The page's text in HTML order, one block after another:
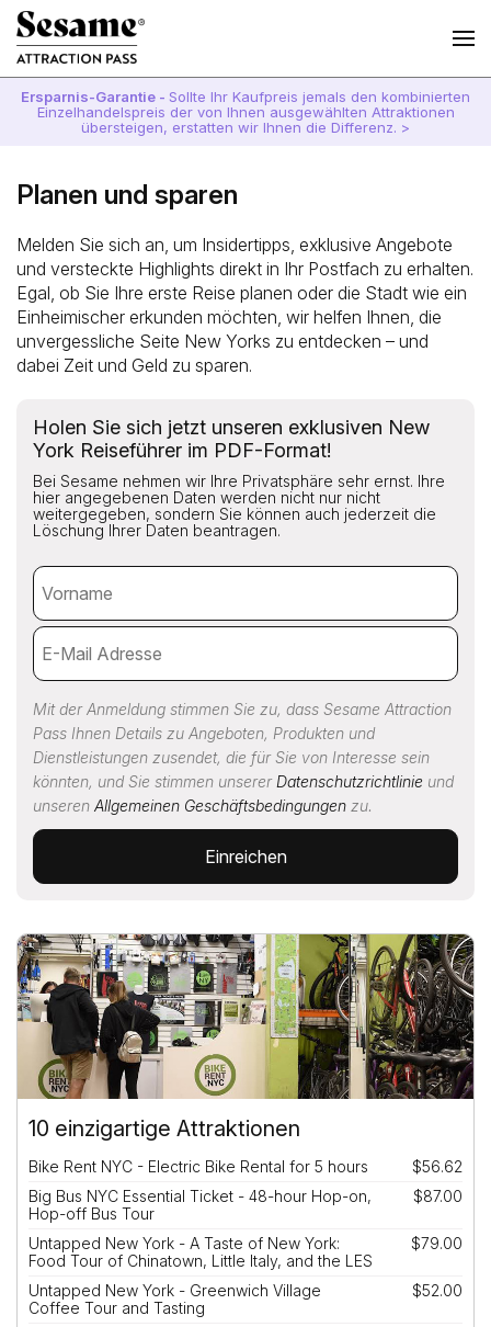
Ersparnis-Garantie - Sollte Ihr Kaufpreis jemals den kombinierten
Einzelhandelspreis der von Ihnen ausgewählten Attraktionen
übersteigen, erstatten wir Ihnen die Differenz. >
Planen und sparen
Melden Sie sich an, um Insidertipps, exklusive Angebote
und versteckte Highlights direkt in Ihr Postfach zu erhalten.
Egal, ob Sie Ihre erste Reise planen oder die Stadt wie ein
Einheimischer erkunden möchten, wir helfen Ihnen, die
unvergessliche Seite New Yorks zu entdecken – und
dabei Zeit und Geld zu sparen.
Holen Sie sich jetzt unseren exklusiven New
York Reiseführer im PDF-Format!
Bei Sesame nehmen wir Ihre Privatsphäre sehr ernst. Ihre
hier angegebenen Daten werden nicht nur nicht
weitergegeben, sondern Sie können auch jederzeit die
Löschung Ihrer Daten beantragen.
Mit der Anmeldung stimmen Sie zu, dass Sesame Attraction
Pass Ihnen Details zu Angeboten, Produkten und
Dienstleistungen zusendet, die für Sie von Interesse sein
könnten, und Sie stimmen unserer Datenschutzrichtlinie und
unseren Allgemeinen Geschäftsbedingungen zu.
Einreichen
10 einzigartige Attraktionen
Bike Rent NYC - Electric Bike Rental for 5 hours
$56.62
Big Bus NYC Essential Ticket - 48-hour Hop-on,
Hop-off Bus Tour
$87.00
Untapped New York - A Taste of New York:
Food Tour of Chinatown, Little Italy, and the LES
$79.00
Untapped New York - Greenwich Village
Coffee Tour and Tasting
$52.00